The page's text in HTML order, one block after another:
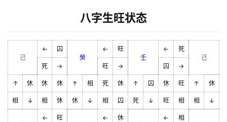
八字生旺状态
己
←
囚
癸
←
旺
壬
←
死
己
死
→ 旺 → 囚 →
↑ 休 休 休 ↑ 相 死 休 ↑ 囚 休 旺 ↑ 休
相 ↓ 相 休 休 ↓ 相 囚 死 ↓ 旺 相 相 ↓
←
旺
←
休
←
相